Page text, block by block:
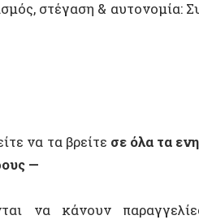
να κάνουν παραγγελίες,